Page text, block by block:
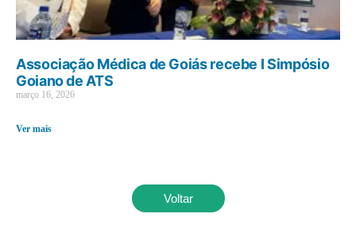
Associação Médica de Goiás recebe I Simpósio
Goiano de ATS
março 16, 2026
Ver mais
Voltar